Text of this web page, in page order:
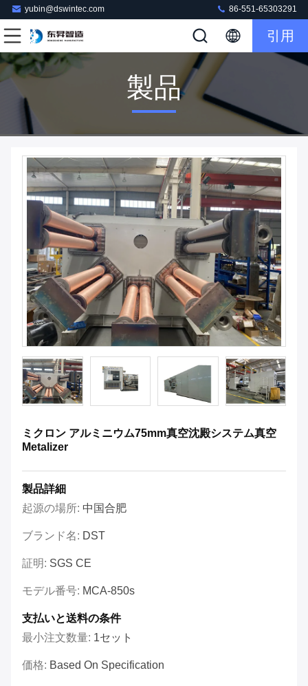
yubin@dswintec.com 86-551-65303291
引用
製品
ミクロン アルミニウム75mm真空沈殿システム真空
Metalizer
製品詳細
起源の場所: 中国合肥
ブランド名: DST
証明: SGS CE
モデル番号: MCA-850s
支払いと送料の条件
最小注文数量: 1セット
価格: Based On Specification